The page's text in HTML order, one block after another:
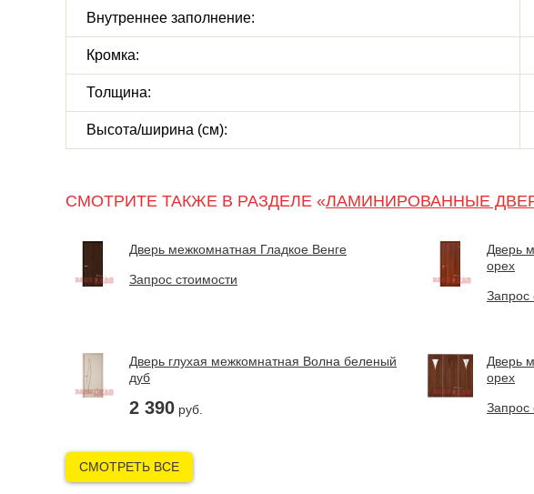
Внутреннее заполнение:
Кромка:
Толщина:
Высота/ширина (см):
СМОТРИТЕ ТАКЖЕ В РАЗДЕЛЕ «ЛАМИНИРОВАННЫЕ
Дверь межкомнатная Гладкое Венге
Запрос стоимости
Дверь
орех
Запрос
Дверь глухая межкомнатная Волна беленый
дуб
2 390 руб.
Дверь
орех
Запрос
СМОТРЕТЬ ВСЕ